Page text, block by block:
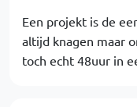
Een projekt is de
altijd knagen maar
toch echt 48uur in